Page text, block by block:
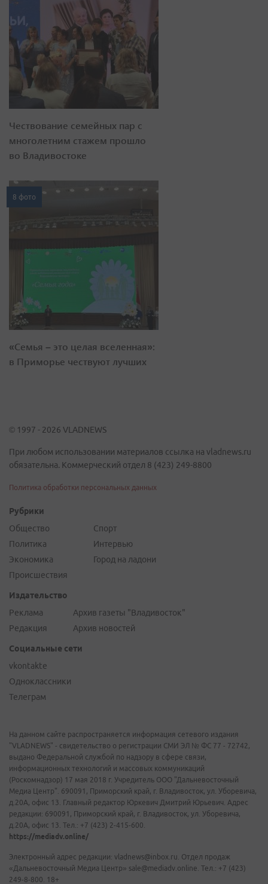
Чествование семейных пар с
многолетним стажем прошло
во Владивостоке
8 фото
«Семья – это целая вселенная»:
в Приморье чествуют лучших
© 1997 - 2026 VLADNEWS
При любом использовании материалов ссылка на vladnews.ru
обязательна. Коммерческий отдел 8 (423) 249-8800
Политика обработки персональных данных
Рубрики
Общество
Политика
Экономика
Происшествия
Спорт
Интервью
Город на ладони
Издательство
Реклама
Редакция
Архив газеты "Владивосток"
Архив новостей
Социальные сети
vkontakte
Одноклассники
Телеграм
На данном сайте распространяется информация сетевого издания
"VLADNEWS" - свидетельство о регистрации СМИ ЭЛ № ФС 77 - 72742,
выдано Федеральной службой по надзору в сфере связи,
информационных технологий и массовых коммуникаций
(Роскомнадзор) 17 мая 2018 г. Учредитель ООО "Дальневосточный
Медиа Центр". 690091, Приморский край, г. Владивосток, ул. Уборевича,
д.20А, офис 13. Главный редактор Юркевич Дмитрий Юрьевич. Адрес
редакции: 690091, Приморский край, г. Владивосток, ул. Уборевича,
д.20А, офис 13. Тел.: +7 (423) 2-415-600.
https://mediadv.online/
Электронный адрес редакции: vladnews@inbox.ru. Отдел продаж
«Дальневосточный Медиа Центр» sale@mediadv.online. Тел.: +7 (423)
249-8-800. 18+